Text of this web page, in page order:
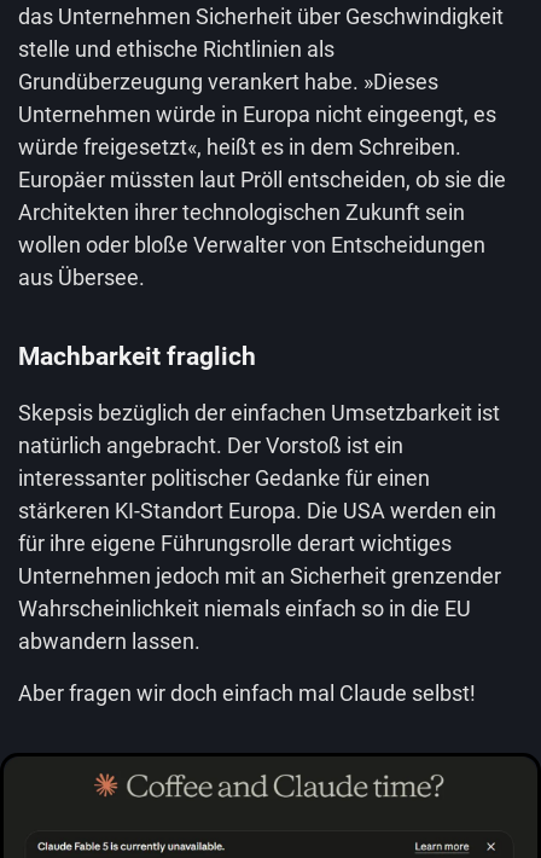
das Unternehmen Sicherheit über Geschwindigkeit
stelle und ethische Richtlinien als
Grundüberzeugung verankert habe. »Dieses
Unternehmen würde in Europa nicht eingeengt, es
würde freigesetzt«, heißt es in dem Schreiben.
Europäer müssten laut Pröll entscheiden, ob sie die
Architekten ihrer technologischen Zukunft sein
wollen oder bloße Verwalter von Entscheidungen
aus Übersee.
Machbarkeit fraglich
Skepsis bezüglich der einfachen Umsetzbarkeit ist
natürlich angebracht. Der Vorstoß ist ein
interessanter politischer Gedanke für einen
stärkeren KI-Standort Europa. Die USA werden ein
für ihre eigene Führungsrolle derart wichtiges
Unternehmen jedoch mit an Sicherheit grenzender
Wahrscheinlichkeit niemals einfach so in die EU
abwandern lassen.
Aber fragen wir doch einfach mal Claude selbst!